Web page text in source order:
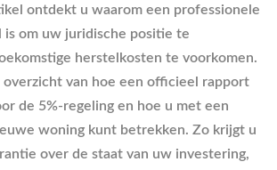
ontdekt u waarom een professionele
is om uw juridische positie te
herstelkosten te voorkomen.
overzicht van hoe een officieel rapport
de 5%-regeling en hoe u met een
woning kunt betrekken. Zo krijgt u
over de staat van uw investering,